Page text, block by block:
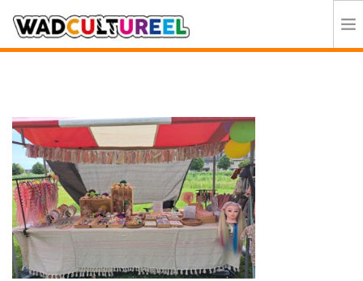
DEELNEMERS
DOE MEE
CONTACT
ORGANISATIE